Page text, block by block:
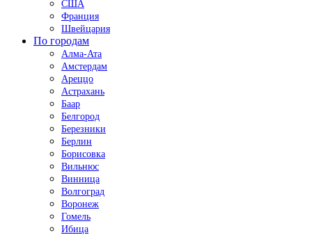
США
Франция
Швейцария
По городам
Алма-Ата
Амстердам
Ареццо
Астрахань
Баар
Белгород
Березники
Берлин
Борисовка
Вильнюс
Винница
Волгоград
Воронеж
Гомель
Ибица